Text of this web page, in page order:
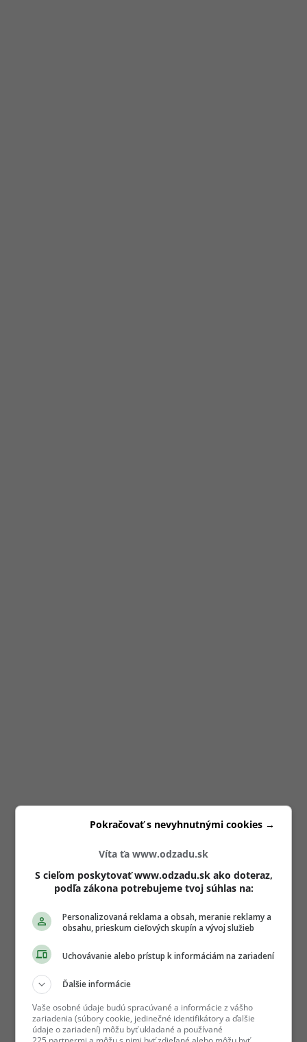
Víta ťa www.odzadu.sk
S cieľom poskytovať www.odzadu.sk ako doteraz,
podľa zákona potrebujeme tvoj súhlas na:
Personalizovaná reklama a obsah, meranie reklamy a
obsahu, prieskum cieľových skupín a vývoj služieb
Uchovávanie alebo prístup k informáciám na zariadení
Ďalšie informácie
Vaše osobné údaje budú spracúvané a informácie z vášho
zariadenia (súbory cookie, jedinečné identifikátory a ďalšie
údaje o zariadení) môžu byť ukladané a používané
Pokračovať s nevyhnutnými cookies →